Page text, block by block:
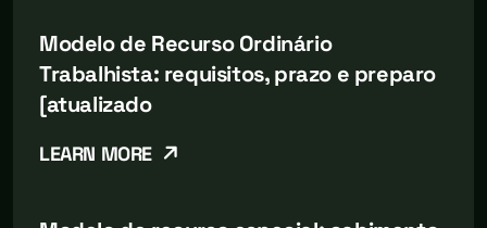
Modelo de Recurso Ordinário
Trabalhista: requisitos, prazo e preparo
[atualizado
LEARN MORE